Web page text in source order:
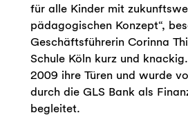
für alle Kinder mit
pädagogischen Konzept“,
Geschäftsführerin Corinna
Schule Köln kurz und
2009 ihre Türen und wurde
durch die GLS Bank als
begleitet.